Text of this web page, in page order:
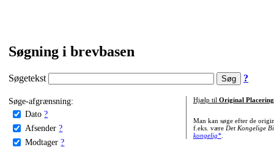
Søgning i brevbasen
Søgetekst ?
Søge-afgrænsning:
Dato ?
Afsender ?
Modtager ?
Hjælp til Original Placering
Man kan søge efter de
f.eks. være Det Kongelige
kongelig*.